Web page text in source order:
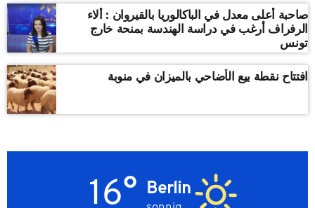
صاحبة أعلى معدل في الباكالوريا بالقيروان : ألاء
الرفراف أرغب في دراسة الهندسة بمنحة خارج
تونس
افتتاح نقطة بيع الأضاحي بالميزان في منوبة
Berlin
16°